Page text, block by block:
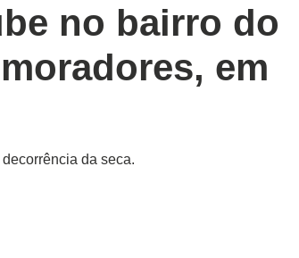
no bairro do
em
da seca.